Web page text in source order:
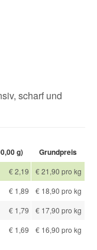
scharf und
g) Grundpreis
€ 2,19
€ 21,90 pro kg
€ 1,89
€ 18,90 pro kg
€ 1,79
€ 17,90 pro kg
€ 1,69 € 16,90 pro kg